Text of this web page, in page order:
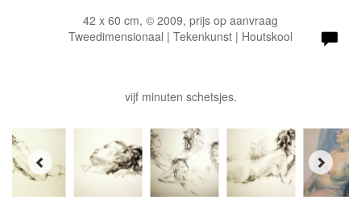
42 x 60 cm, © 2009, prijs op aanvraag
Tweedimensionaal | Tekenkunst | Houtskool
vijf minuten schetsjes.